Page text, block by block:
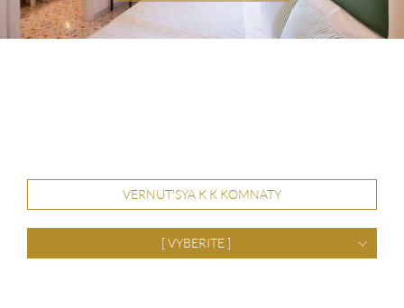
VERNUT'SYA K K KOMNATY
[ VYBERITE ]